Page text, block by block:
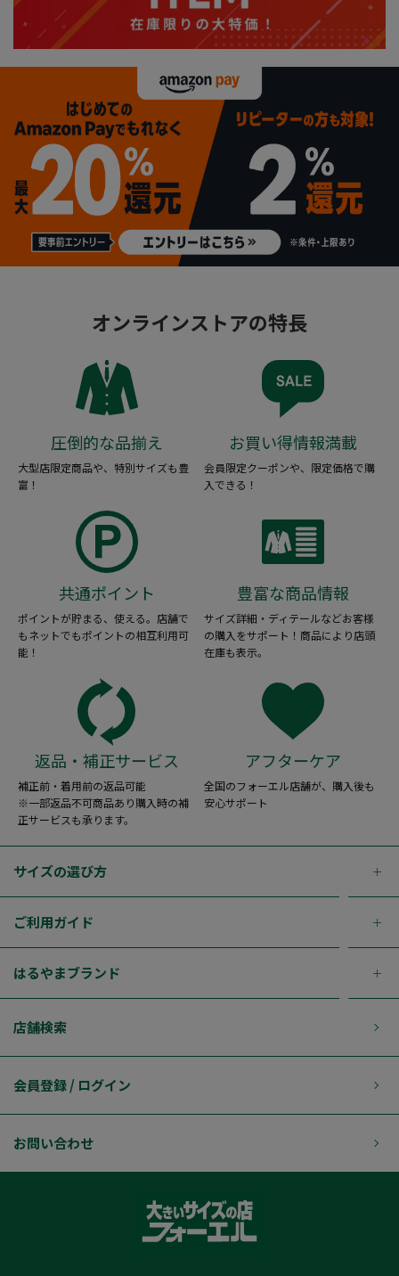
オンラインストアの特長
圧倒的な品揃え
大型店限定商品や、特別サイズも豊
富！
お買い得情報満載
会員限定クーポンや、限定価格で購
入できる！
共通ポイント
ポイントが貯まる、使える。店舗で
もネットでもポイントの相互利用可
能！
豊富な商品情報
サイズ詳細・ディテールなどお客様
の購入をサポート！商品により店頭
在庫も表示。
返品・補正サービス
補正前・着用前の返品可能
※一部返品不可商品あり購入時の補
正サービスも承ります。
アフターケア
全国のフォーエル店舗が、購入後も
安心サポート
サイズの選び方
ご利用ガイド
はるやまブランド
店舗検索
会員登録 / ログイン
お問い合わせ